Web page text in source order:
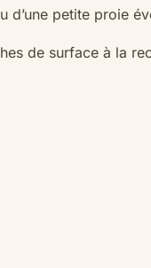
d’une petite proie
de surface à la